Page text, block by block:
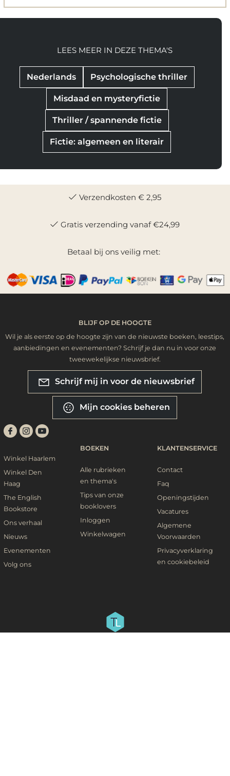
Nederlands Psychologische thriller
Misdaad en mysteryfictie
Thriller / spannende fictie
Fictie: algemeen en literair
LEES MEER IN DEZE THEMA'S
Verzendkosten € 2,95
Gratis verzending vanaf €24,99
Betaal bij ons veilig met:
BLIJF OP DE HOOGTE
Wil je als eerste op de hoogte zijn van de nieuwste boeken, leestips,
aanbiedingen en evenementen? Schrijf je dan nu in voor onze
tweewekelijkse nieuwsbrief.
Schrijf mij in voor de nieuwsbrief
Mijn cookies beheren
Winkel Haarlem
Winkel Den
Haag
The English
Bookstore
Ons verhaal
Nieuws
Evenementen
Volg ons
BOEKEN
Alle rubrieken
en thema's
Tips van onze
booklovers
Inloggen
Winkelwagen
KLANTENSERVICE
Contact
Faq
Openingstijden
Vacatures
Algemene
Voorwaarden
Privacyverklaring
en cookiebeleid